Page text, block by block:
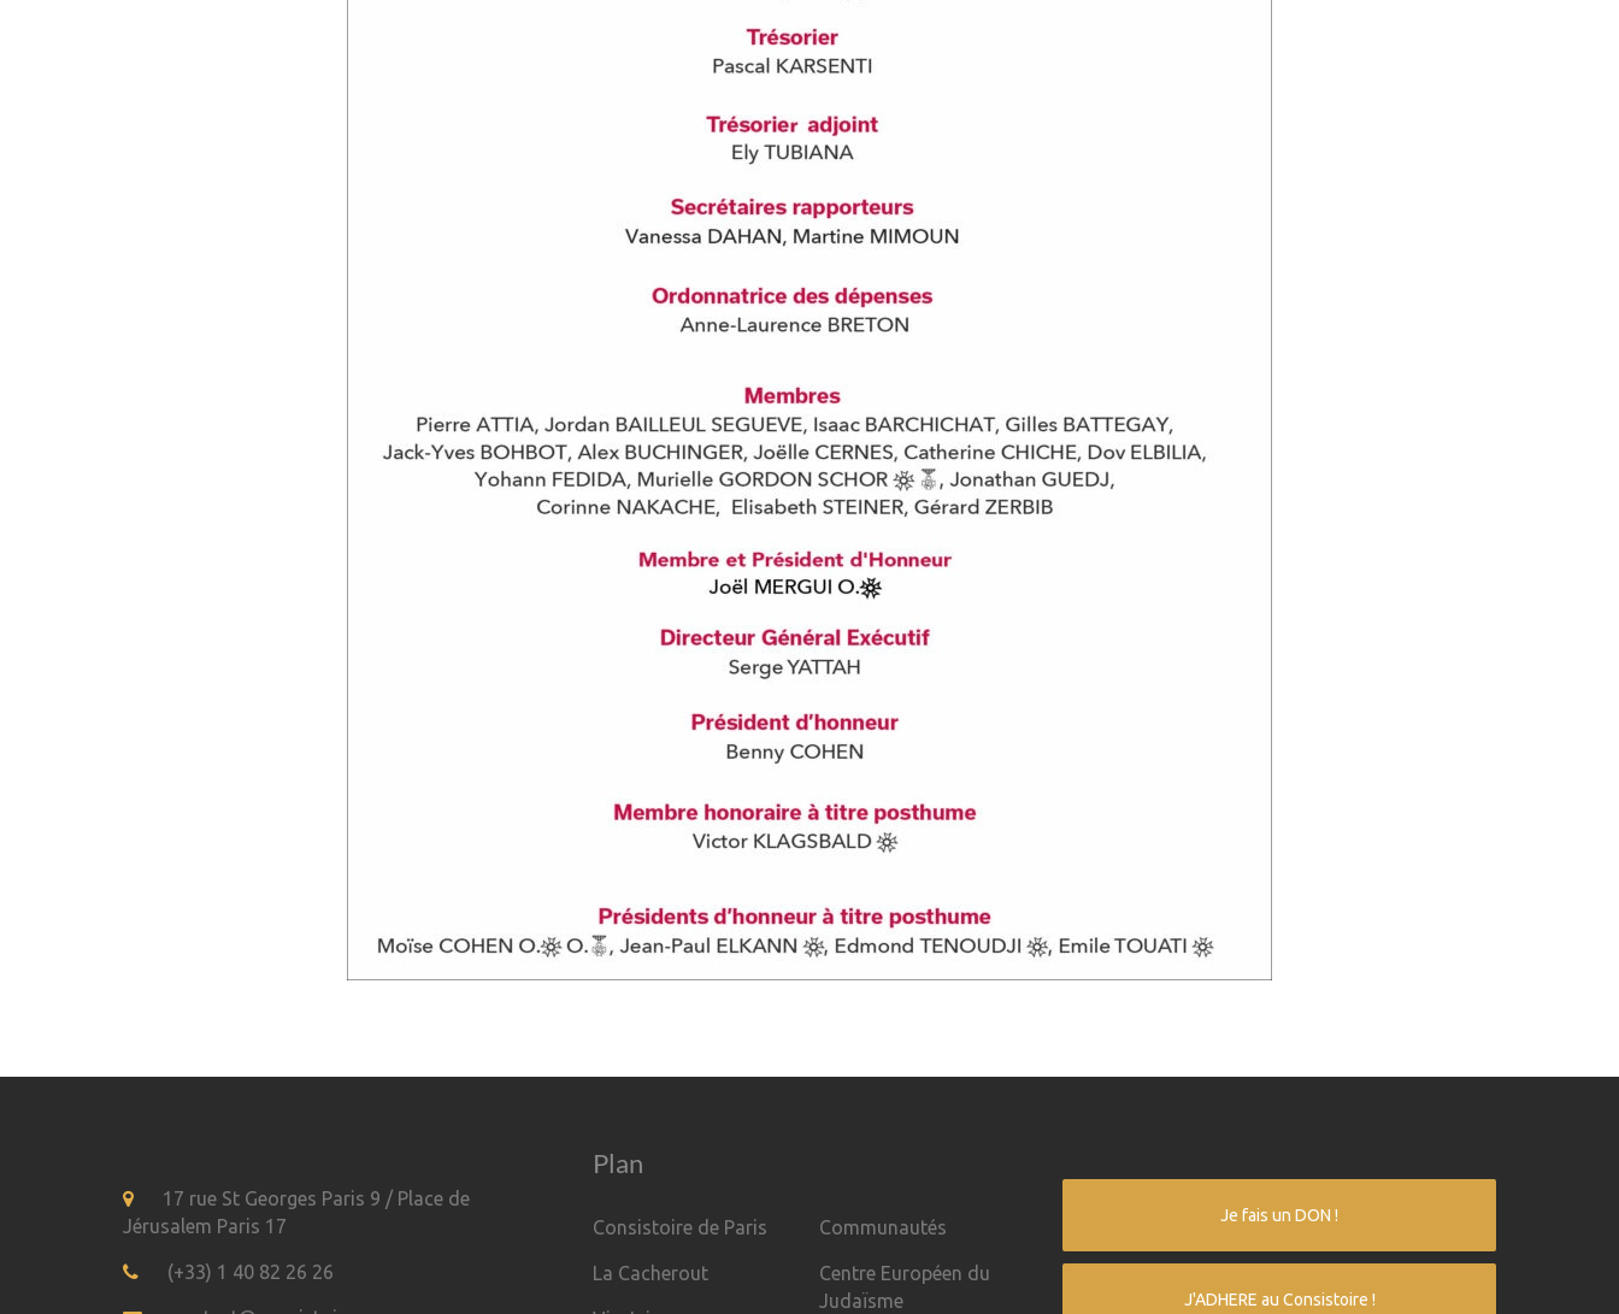
17 rue St Georges Paris 9 / Place de
Jérusalem Paris 17
(+33) 1 40 82 26 26
Plan
Consistoire de Paris
La Cacherout
Communautés
Centre Européen du
Judaïsme
Je fais un DON !
J'ADHERE au Consistoire !